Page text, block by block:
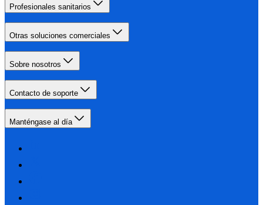
Profesionales sanitarios
Otras soluciones comerciales
Sobre nosotros
Contacto de soporte
Manténgase al día